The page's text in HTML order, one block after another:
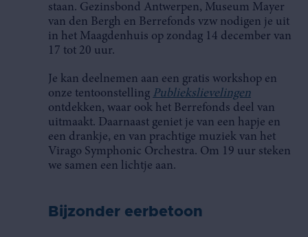
staan. Gezinsbond Antwerpen, Museum Mayer
van den Bergh en Berrefonds vzw nodigen je uit
in het Maagdenhuis op zondag 14 december van
17 tot 20 uur.
Je kan deelnemen aan een gratis workshop en
onze tentoonstelling Publiekslievelingen
ontdekken, waar ook het Berrefonds deel van
uitmaakt. Daarnaast geniet je van een hapje en
een drankje, en van prachtige muziek van het
Virago Symphonic Orchestra. Om 19 uur steken
we samen een lichtje aan.
Bijzonder eerbetoon